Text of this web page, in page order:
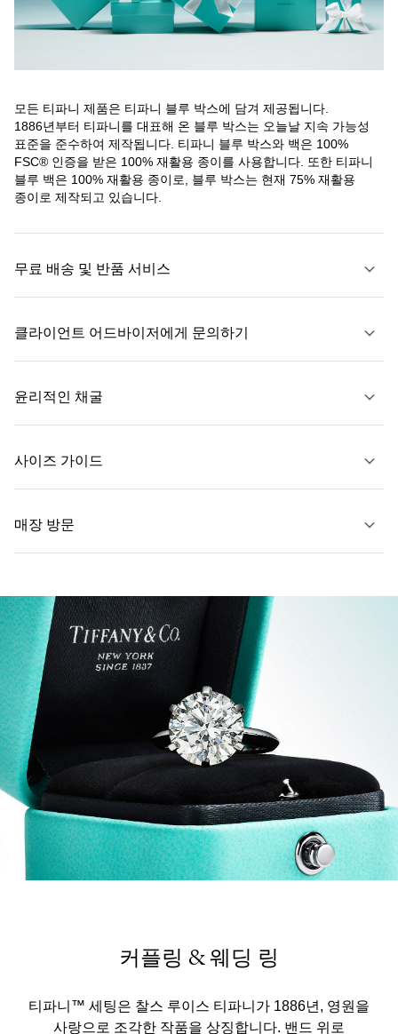
모든 티파니 제품은 티파니 블루 박스에 담겨 제공됩니다.
1886년부터 티파니를 대표해 온 블루 박스는 오늘날 지속 가능성
표준을 준수하여 제작됩니다. 티파니 블루 박스와 백은 100%
FSC® 인증을 받은 100% 재활용 종이를 사용합니다. 또한 티파니
블루 백은 100% 재활용 종이로, 블루 박스는 현재 75% 재활용
종이로 제작되고 있습니다.
무료 배송 및 반품 서비스
자세히 보기
클라이언트 어드바이저에게 문의하기
윤리적인 채굴
사이즈 가이드
자세히 보기
매장 방문
가까운 매장 찾기
커플링 & 웨딩 링
티파니™ 세팅은 찰스 루이스 티파니가 1886년, 영원을
사랑으로 조각한 작품을 상징합니다. 밴드 위로